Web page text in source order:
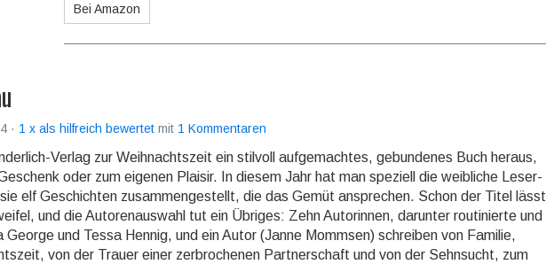
Bei Amazon
· 1 x als hilfreich bewertet mit 1 Kommentaren
Verlag zur Weihnachtszeit ein stilvoll auf­ge­mach­tes, gebundenes Buch heraus,
oder zum eigenen Plaisir. In diesem Jahr hat man speziell die weib­li­che Le­ser­
elf Geschichten zu­sam­menge­stellt, die das Gemüt ansprechen. Schon der Titel lässt
und die Autorenaus­wahl tut ein Übriges: Zehn Autorinnen, darunter rou­ti­nier­te und
und Tessa Hennig, und ein Autor (Janne Mommsen) schrei­ben von Familie,
von der Trauer einer zerbrochenen Part­ner­schaft und von der Sehnsucht, zum